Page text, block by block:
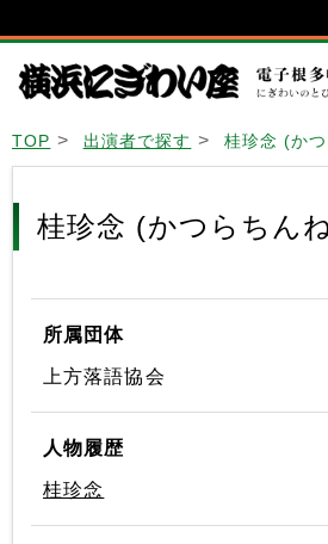
TOP 出演者で探す 桂珍念 (か
桂珍念 (かつらちん
所属団体
上方落語協会
人物履歴
桂珍念